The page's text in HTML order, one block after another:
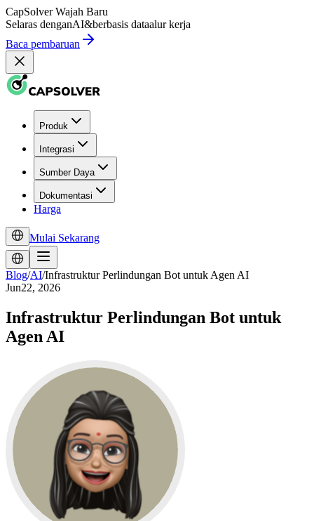
CapSolver Wajah Baru
Selaras denganAI&berbasis dataalur kerja
Baca pembaruan
Produk
Integrasi
Sumber Daya
Dokumentasi
Harga
Mulai Sekarang
Blog/AI/Infrastruktur Perlindungan Bot untuk Agen AI
Jun22, 2026
Infrastruktur Perlindungan Bot untuk
Agen AI